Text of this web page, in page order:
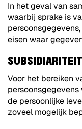
In het geval van
waarbij sprake is
eisen waar
SUBSIDIARITEIT
Voor het bereiken
de persoonlijke
zoveel mogelijk